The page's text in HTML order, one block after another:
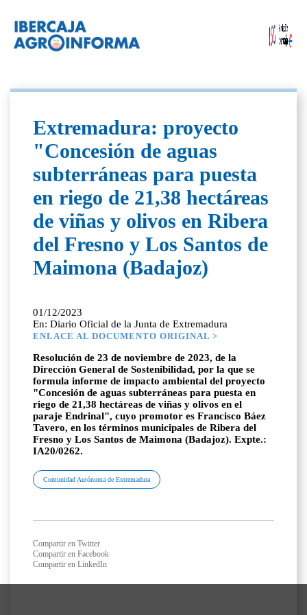
Extremadura: proyecto
"Concesión de aguas
subterráneas para puesta
en riego de 21,38 hectáreas
de viñas y olivos en Ribera
del Fresno y Los Santos de
Maimona (Badajoz)
01/12/2023
En: Diario Oficial de la Junta de Extremadura
ENLACE AL DOCUMENTO ORIGINAL >
Resolución de 23 de noviembre de 2023, de la
Dirección General de Sostenibilidad, por la que se
formula informe de impacto ambiental del proyecto
"Concesión de aguas subterráneas para puesta en
riego de 21,38 hectáreas de viñas y olivos en el
paraje Endrinal", cuyo promotor es Francisco Báez
Tavero, en los términos municipales de Ribera del
Fresno y Los Santos de Maimona (Badajoz). Expte.:
IA20/0262.
Comunidad Autónoma de Extremadura
Compartir en Twitter
Compartir en Facebook
Compartir en LinkedIn